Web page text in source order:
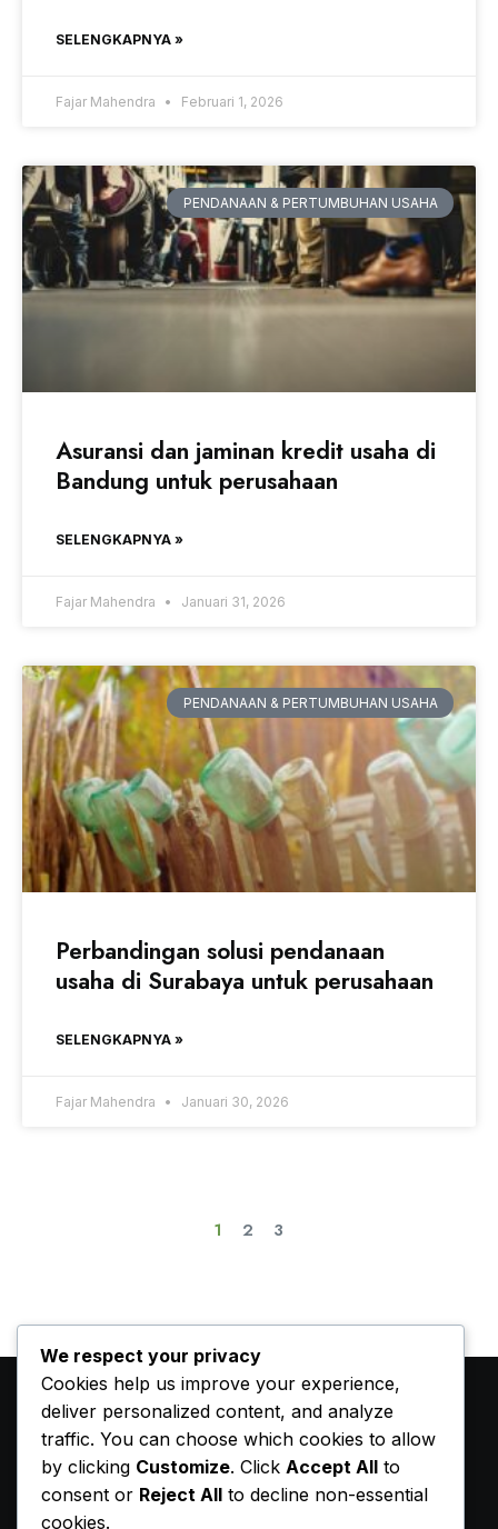
SELENGKAPNYA »
Fajar Mahendra Februari 1, 2026
PENDANAAN & PERTUMBUHAN USAHA
Asuransi dan jaminan kredit usaha di
Bandung untuk perusahaan
SELENGKAPNYA »
Fajar Mahendra Januari 31, 2026
PENDANAAN & PERTUMBUHAN USAHA
Perbandingan solusi pendanaan
usaha di Surabaya untuk perusahaan
SELENGKAPNYA »
Fajar Mahendra Januari 30, 2026
1 2 3
We respect your privacy
Cookies help us improve your experience,
deliver personalized content, and analyze
traffic. You can choose which cookies to allow
by clicking Customize. Click Accept All to
consent or Reject All to decline non-essential
cookies.